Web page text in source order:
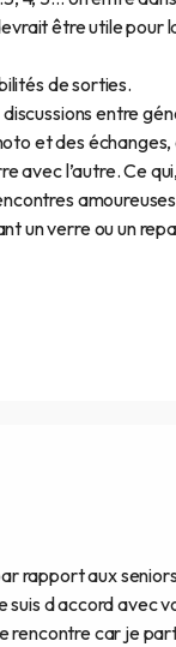
être utile pour
de sorties.
entre
et des
avec l’autre. Ce
un verre ou un
rapport aux
d accord avec
rencontre car je